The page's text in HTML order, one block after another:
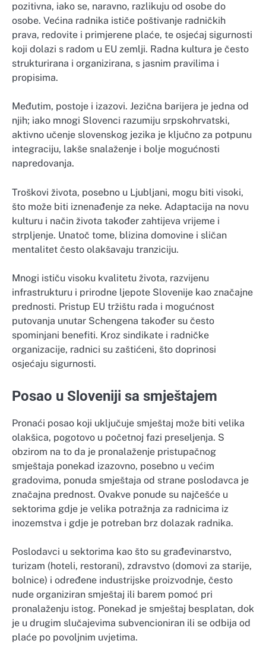
pozitivna, iako se, naravno, razlikuju od osobe do
osobe. Većina radnika ističe poštivanje radničkih
prava, redovite i primjerene plaće, te osjećaj sigurnosti
koji dolazi s radom u EU zemlji. Radna kultura je često
strukturirana i organizirana, s jasnim pravilima i
propisima.
Međutim, postoje i izazovi. Jezična barijera je jedna od
njih; iako mnogi Slovenci razumiju srpskohrvatski,
aktivno učenje slovenskog jezika je ključno za potpunu
integraciju, lakše snalaženje i bolje mogućnosti
napredovanja.
Troškovi života, posebno u Ljubljani, mogu biti visoki,
što može biti iznenađenje za neke. Adaptacija na novu
kulturu i način života također zahtijeva vrijeme i
strpljenje. Unatoč tome, blizina domovine i sličan
mentalitet često olakšavaju tranziciju.
Mnogi ističu visoku kvalitetu života, razvijenu
infrastrukturu i prirodne ljepote Slovenije kao značajne
prednosti. Pristup EU tržištu rada i mogućnost
putovanja unutar Schengena također su često
spominjani benefiti. Kroz sindikate i radničke
organizacije, radnici su zaštićeni, što doprinosi
osjećaju sigurnosti.
Posao u Sloveniji sa smještajem
Pronaći posao koji uključuje smještaj može biti velika
olakšica, pogotovo u početnoj fazi preseljenja. S
obzirom na to da je pronalaženje pristupačnog
smještaja ponekad izazovno, posebno u većim
gradovima, ponuda smještaja od strane poslodavca je
značajna prednost. Ovakve ponude su najčešće u
sektorima gdje je velika potražnja za radnicima iz
inozemstva i gdje je potreban brz dolazak radnika.
Poslodavci u sektorima kao što su građevinarstvo,
turizam (hoteli, restorani), zdravstvo (domovi za starije,
bolnice) i određene industrijske proizvodnje, često
nude organiziran smještaj ili barem pomoć pri
pronalaženju istog. Ponekad je smještaj besplatan, dok
je u drugim slučajevima subvencioniran ili se odbija od
plaće po povoljnim uvjetima.